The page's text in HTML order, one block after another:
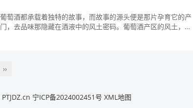
萄酒都承载着独特的故事，而故事的源头便是那片孕育它的产
，去品味那隐藏在酒液中的风土密码。葡萄酒产区的风土，是
››
PTJDZ.cn 宁ICP备2024002451号 XML地图